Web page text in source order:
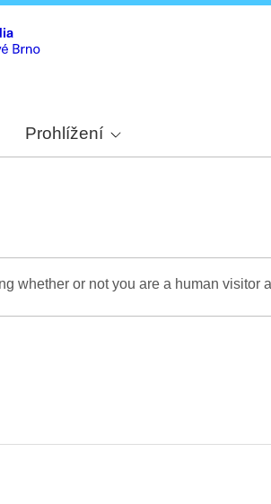
Prohlížení
whether or not you are a human visitor